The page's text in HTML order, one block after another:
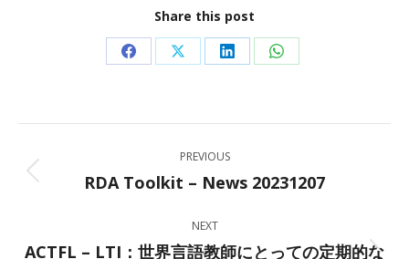
Share this post
Share
Facebook
Share
X
Share
LinkedIn
Share
WhatsApp
navigation
PREVIOUS
Previous
RDA Toolkit – News 20231207
NEXT
ACTFL – LTI：世界言語教師にとっての定期的な